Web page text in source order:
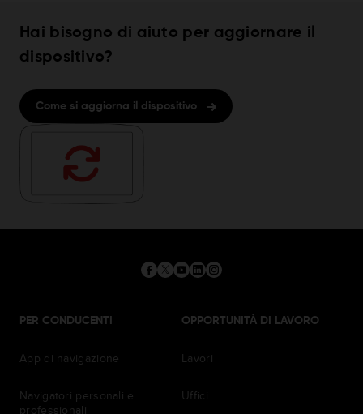
Hai bisogno di aiuto per aggiornare il
dispositivo?
Come si aggiorna il dispositivo
PER CONDUCENTI
App di navigazione
Navigatori personali e
professionali
OPPORTUNITÀ DI LAVORO
Lavori
Uffici